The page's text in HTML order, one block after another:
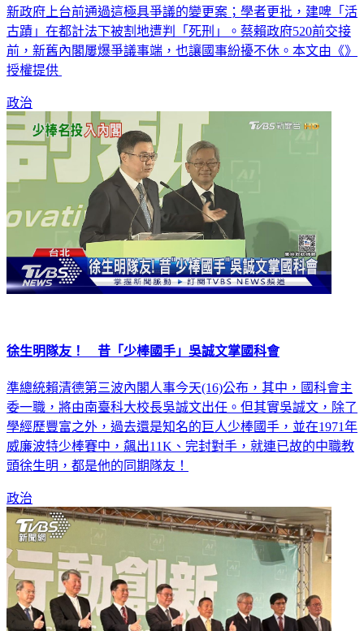
酒廠的文化園區規畫案! 王鴻薇批鄭文燦即將下台，竟在520
新政府上台前通過這極具爭議的變更案；學者更批，建啤「活
古蹟」在都計法下被割地遭判「死刑」。蔡賴政府520前交接
前，新舊內閣屢爆爭議事端，也讓國事紛擾不休。本文由《》
政治
準總統賴清德第三波內閣人事今天(16)公布，其中，國科會主
委一職，將由南臺科大校長吳誠文出任。但其實吳誠文，除了
學經歷豐富之外，過去還是知名的巨人少棒國手，並在1971年
威廉波特少棒賽中，飆出11K、完封對手，就連已故的中職教
政治